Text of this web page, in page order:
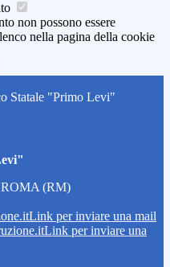
non possono essere
nella pagina della cookie
Statale "Primo Levi"
ROMA (RM)
Link per inviare una mail
Link per inviare una